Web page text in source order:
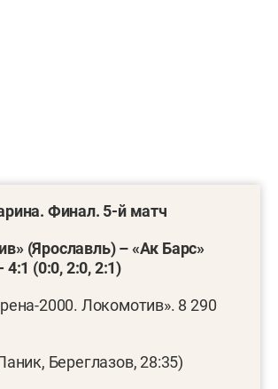
Финал. 5-й матч
(Ярославль) – «Ак Барс»
(0:0, 2:0, 2:1)
2000. Локомотив». 8 290
Береглазов, 28:35)